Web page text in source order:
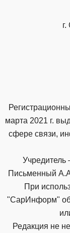
марта 2021 г.
сфере связи,
Письменный
При
"СарИнформ"
Редакция не